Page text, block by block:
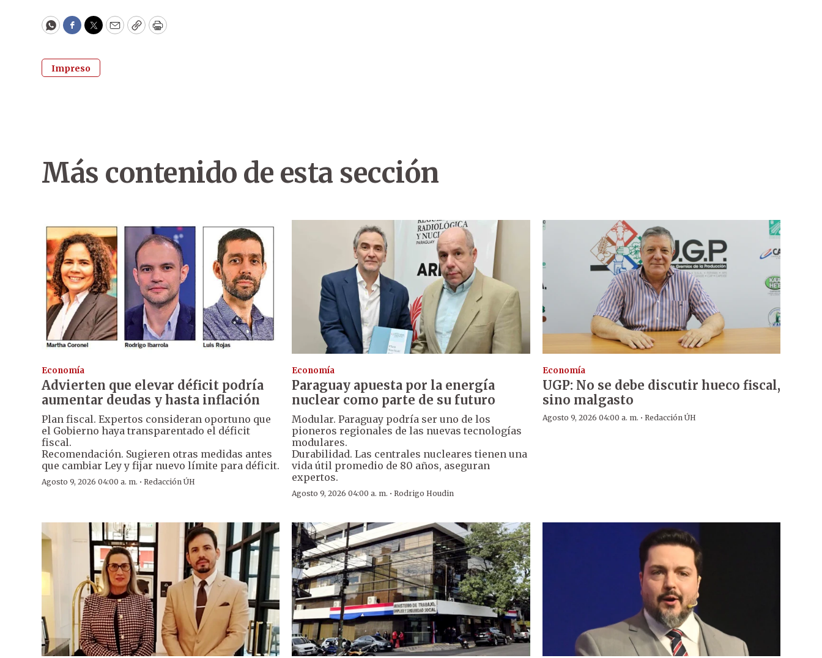
WhatsApp
Facebook
Twitter
EmailCopyPrint
Impreso
Más contenido de esta sección
Economía
Advierten que elevar déficit podría
aumentar deudas y hasta inflación
Plan fiscal. Expertos consideran oportuno que
el Gobierno haya transparentado el déficit
fiscal.
Recomendación. Sugieren otras medidas antes
que cambiar Ley y fijar nuevo límite para déficit.
Agosto 9, 2026 04:00 a. m. · Redacción ÚH
Economía
Paraguay apuesta por la energía
nuclear como parte de su futuro
Modular. Paraguay podría ser uno de los
pioneros regionales de las nuevas tecnologías
modulares.
Durabilidad. Las centrales nucleares tienen una
vida útil promedio de 80 años, aseguran
expertos.
Agosto 9, 2026 04:00 a. m. ·Rodrigo Houdin
Economía
UGP: No se debe discutir hueco fiscal,
sino malgasto
Agosto 9, 2026 04:00 a. m. · Redacción ÚH